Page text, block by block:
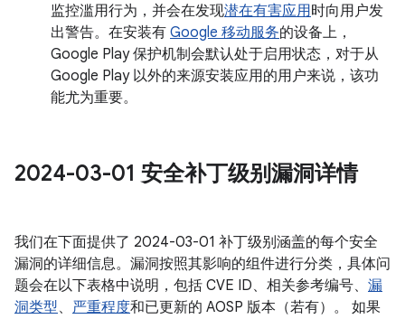
监控滥用行为，并会在发现潜在有害应用时向用户发
出警告。在安装有 Google 移动服务的设备上，
Google Play 保护机制会默认处于启用状态，对于从
Google Play 以外的来源安装应用的用户来说，该功
能尤为重要。
2024-03-01 安全补丁级别漏洞详情
我们在下面提供了 2024-03-01 补丁级别涵盖的每个安全
漏洞的详细信息。漏洞按照其影响的组件进行分类，具体问
题会在以下表格中说明，包括 CVE ID、相关参考编号、 漏
洞类型、 严重程度和已更新的 AOSP 版本（若有）。 如果